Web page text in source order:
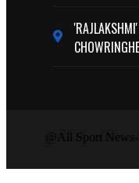
@All Sport